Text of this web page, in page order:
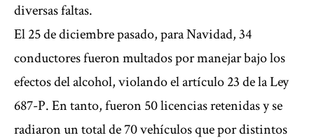
diversas faltas.
El 25 de diciembre pasado, para Navidad, 34
conductores fueron multados por manejar bajo los
efectos del alcohol, violando el artículo 23 de la Ley
687-P. En tanto, fueron 50 licencias retenidas y se
radiaron un total de 70 vehículos que por distintos